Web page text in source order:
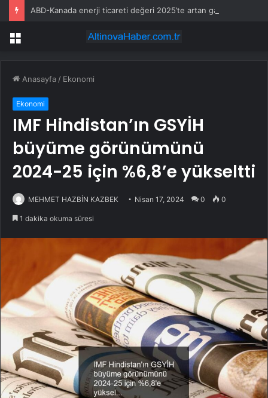
Menü
Anasayfa / Ekonomi
Ekonomi
IMF Hindistan’ın GSYİH
büyüme görünümünü
2024-25 için %6,8’e yükseltti
MEHMET HAZBİN KAZBEK Nisan 17, 2024 0 0
1 dakika okuma süresi